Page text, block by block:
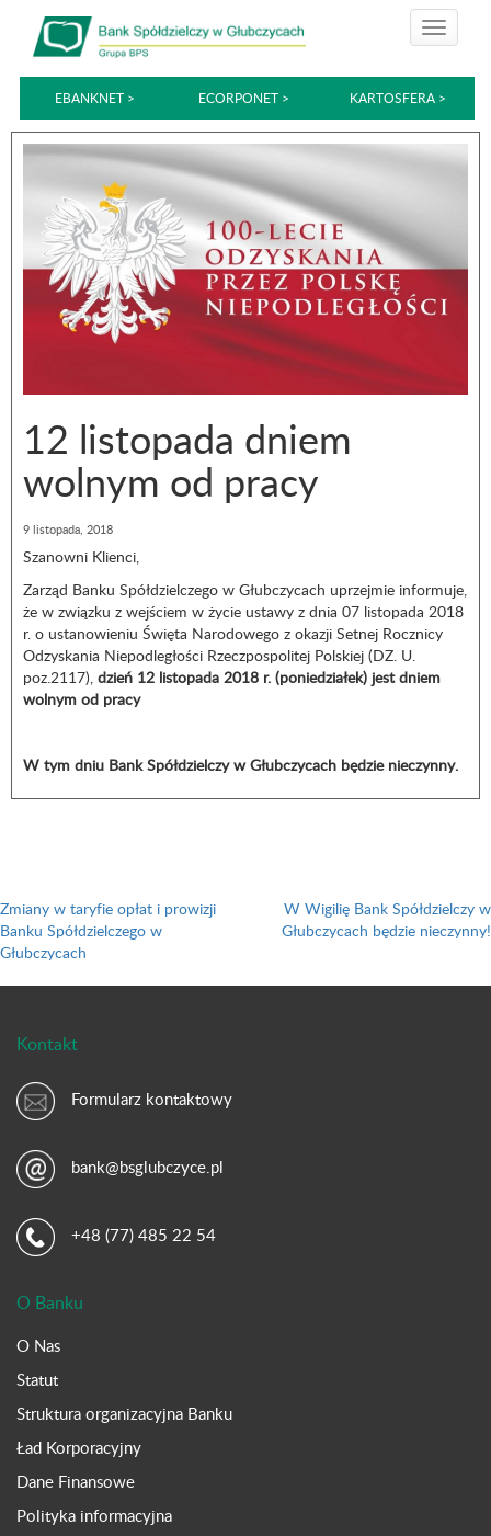
KARTOSFERA >
ECORPONET >
EBANKNET >
12 listopada dniem
wolnym od pracy
9 listopada, 2018
Szanowni Klienci,
Zarząd Banku Spółdzielczego w Głubczycach uprzejmie informuje,
że w związku z wejściem w życie ustawy z dnia 07 listopada 2018
r. o ustanowieniu Święta Narodowego z okazji Setnej Rocznicy
Odzyskania Niepodległości Rzeczpospolitej Polskiej (DZ. U.
poz.2117), dzień 12 listopada 2018 r. (poniedziałek) jest dniem
wolnym od pracy
W tym dniu Bank Spółdzielczy w Głubczycach będzie nieczynny.
wpisu
Zmiany w taryfie opłat i prowizji
Banku Spółdzielczego w
Głubczycach
W Wigilię Bank Spółdzielczy w
Głubczycach będzie nieczynny!
Kontakt
Formularz kontaktowy
bank@bsglubczyce.pl
+48 (77) 485 22 54
O Banku
O Nas
Statut
Struktura organizacyjna Banku
Ład Korporacyjny
Dane Finansowe
Polityka informacyjna